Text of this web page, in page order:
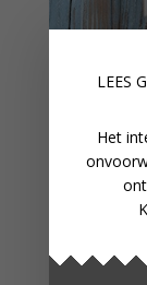
LEES
Het